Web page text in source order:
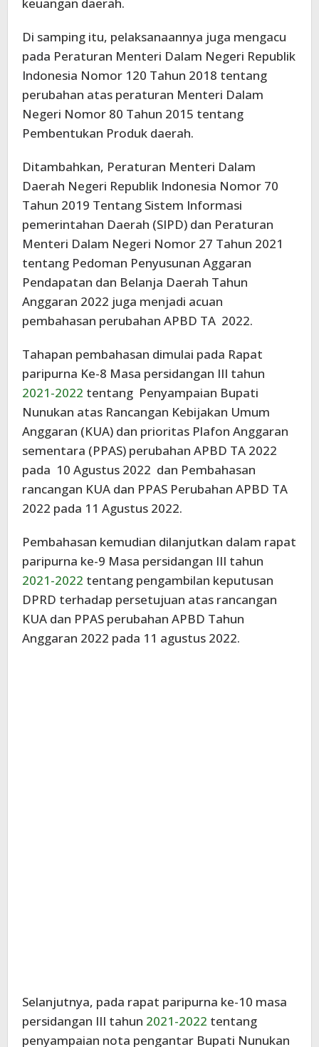
Di samping itu, pelaksanaannya juga mengacu
pada Peraturan Menteri Dalam Negeri Republik
Indonesia Nomor 120 Tahun 2018 tentang
perubahan atas peraturan Menteri Dalam
Negeri Nomor 80 Tahun 2015 tentang
Pembentukan Produk daerah.
Ditambahkan, Peraturan Menteri Dalam
Daerah Negeri Republik Indonesia Nomor 70
Tahun 2019 Tentang Sistem Informasi
pemerintahan Daerah (SIPD) dan Peraturan
Menteri Dalam Negeri Nomor 27 Tahun 2021
tentang Pedoman Penyusunan Aggaran
Pendapatan dan Belanja Daerah Tahun
Anggaran 2022 juga menjadi acuan
pembahasan perubahan APBD TA 2022.
Tahapan pembahasan dimulai pada Rapat
paripurna Ke-8 Masa persidangan III tahun
2021-2022 tentang Penyampaian Bupati
Nunukan atas Rancangan Kebijakan Umum
Anggaran (KUA) dan prioritas Plafon Anggaran
sementara (PPAS) perubahan APBD TA 2022
pada 10 Agustus 2022 dan Pembahasan
rancangan KUA dan PPAS Perubahan APBD TA
2022 pada 11 Agustus 2022.
Pembahasan kemudian dilanjutkan dalam rapat
paripurna ke-9 Masa persidangan III tahun
2021-2022 tentang pengambilan keputusan
DPRD terhadap persetujuan atas rancangan
KUA dan PPAS perubahan APBD Tahun
Anggaran 2022 pada 11 agustus 2022.
Selanjutnya, pada rapat paripurna ke-10 masa
persidangan III tahun 2021-2022 tentang
penyampaian nota pengantar Bupati Nunukan